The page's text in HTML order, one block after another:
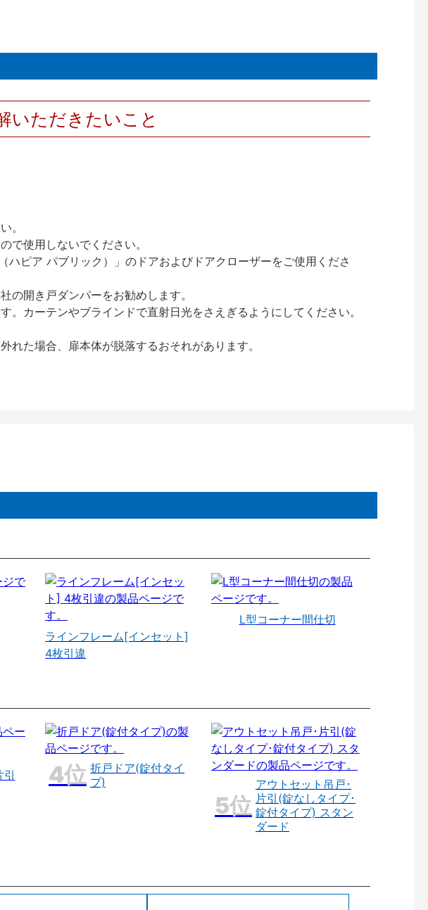
いただきたいこと
。
で使用しないでください。
ピア パブリック）」のドアおよびドアクローザーをご使用くださ
開き戸ダンパーをお勧めします。
カーテンやブラインドで直射日光をさえぎるようにしてください。
た場合、扉本体が脱落するおそれがあります。
ラインフレーム[インセット]
4枚引違
L型コーナー間仕切
引
折戸ドア(錠付タイ
プ)
アウトセット吊戸･
片引(錠なしタイプ･
錠付タイプ) スタン
ダード